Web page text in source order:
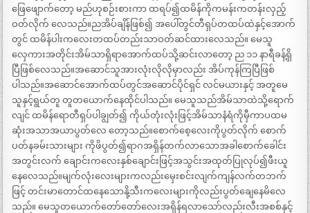
ဖြေဖျောက်တော့ မည်ဟုစဉ်းစားကာ ထရပ်၍ထမိန်ကိုကမန်းကတန်းလှည့်
ဝတ်လိုက် လေသည်။ညအိပ်ချိန်ဖြစ်၍ အပေါ်တွင်တီရှပ်တထပ်ထဲနှင့်အောက်
တွင် ထမိန်ပါးကလေးတထပ်တည်းသာဝတ်ဆင်ထားလေသည်။ မေသူ
လှေကားအတိုင်းအိမ်သာရှိရာအောက်ထပ်သို့ဆင်းလာတော့ ည ၁၁ နာရီခန့်ရှိ
ပြီဖြစ်လေသည်။အဆောင်သူအားလုံးလိုလိုမှာလည်း အိပ်ကုန်ကြပြီဖြစ်
ပါသည်။အဆောင်အောက်ထပ်တွင်အဆောင်ပိုင်ရှင် လင်မယားနှင့် အတူမေ
သူနှင့်ရွယ်တူ တူတယောက်နေထိုင်ပါသည်။ မေသူသည်အိမ်သာထဲသို့ရောက်
လျင် ထမိန်ရောတီရှပ်ပါချွတ်၍ ကိုယ်တုံးလုံးဖြင့်အိမ်သာနံရံကိုမှီကာပထမ
ဆုံးအသာအယာပွတ်လေ တော့သည်။စောက်စေ့လေးကိုပွတ်လိုက် စောက်
ပတ်နခမ်းသားများ ကိုဖိပွတ်၍ရာဂအရှိန်တက်လာသောအခါစောက်ခေါင်း
အတွင်းလက် ချောင်းကလေးနှစ်ချောင်းဖြင့်အသွင်းအထုတ်ပြုလုပ်၍ဖီးယူ
နေလေသည်။မျက်လုံးလေးများကလည်းမှေးစင်းလျက်ကျန်လက်တဘက်
ဖြင့် တင်းမာတောင်ထနေသောနို့သီးကလေးများကိုလည်းပွတ်ချေနေမိလေ
သည်။ မေသူတယောက်တော်တော်လေးအရှိန်ရလာသော်လည်းလီးအစစ်နှင့်